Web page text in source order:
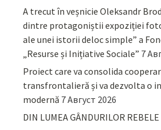
A trecut în veșnicie Oleksandr
dintre protagoniștii expoziției
ale unei istorii deloc simple” a
„Resurse și Inițiative Sociale” 7
Proiect care va consolida
transfrontalieră și va dezvolta o
modernă 7 Август 2026
DIN LUMEA GÂNDURILOR REBELE